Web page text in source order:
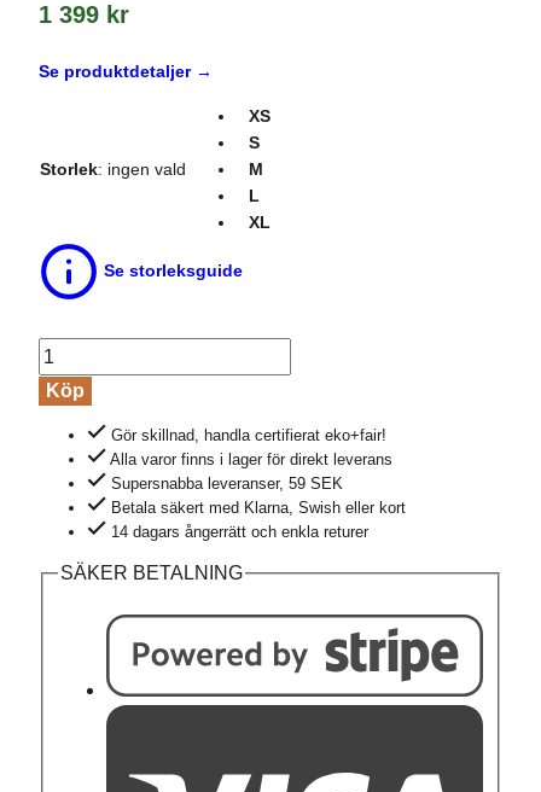
1 399 kr
Se produktdetaljer →
Storlek: ingen vald
XS
S
M
L
XL
Se storleksguide
Polotröja
100%
ull
orange
melerad
mängd
Köp
Gör skillnad, handla certifierat eko+fair!
Alla varor finns i lager för direkt leverans
Supersnabba leveranser, 59 SEK
Betala säkert med Klarna, Swish eller kort
14 dagars ångerrätt och enkla returer
SÄKER BETALNING